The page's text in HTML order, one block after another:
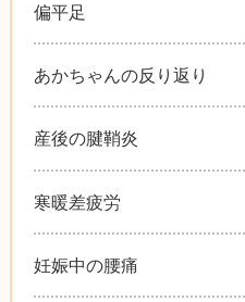
偏平足
あかちゃんの反り返り
産後の腱鞘炎
寒暖差疲労
妊娠中の腰痛